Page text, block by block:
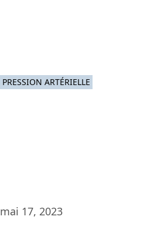
PRESSION ARTÉRIELLE
mai 17, 2023